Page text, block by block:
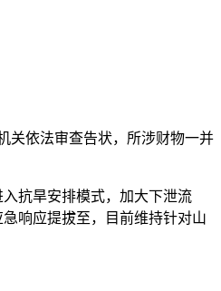
依法审查告状，所涉财物一并
抗旱安排模式，加大下泄流
响应提拔至，目前维持针对山